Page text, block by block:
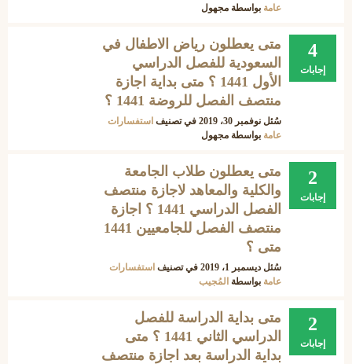
عامة بواسطة مجهول
4
إجابات
متى يعطلون رياض الاطفال في
السعودية للفصل الدراسي
الأول 1441 ؟ متى بداية اجازة
منتصف الفصل للروضة 1441 ؟
سُئل نوفمبر 30، 2019 في تصنيف استفسارات
عامة بواسطة مجهول
2
إجابات
متى يعطلون طلاب الجامعة
والكلية والمعاهد لاجازة منتصف
الفصل الدراسي 1441 ؟ اجازة
منتصف الفصل للجامعيين 1441
متى ؟
سُئل ديسمبر 1، 2019 في تصنيف استفسارات
عامة بواسطة المُجيب
2
إجابات
متى بداية الدراسة للفصل
الدراسي الثاني 1441 ؟ متى
بداية الدراسة بعد اجازة منتصف